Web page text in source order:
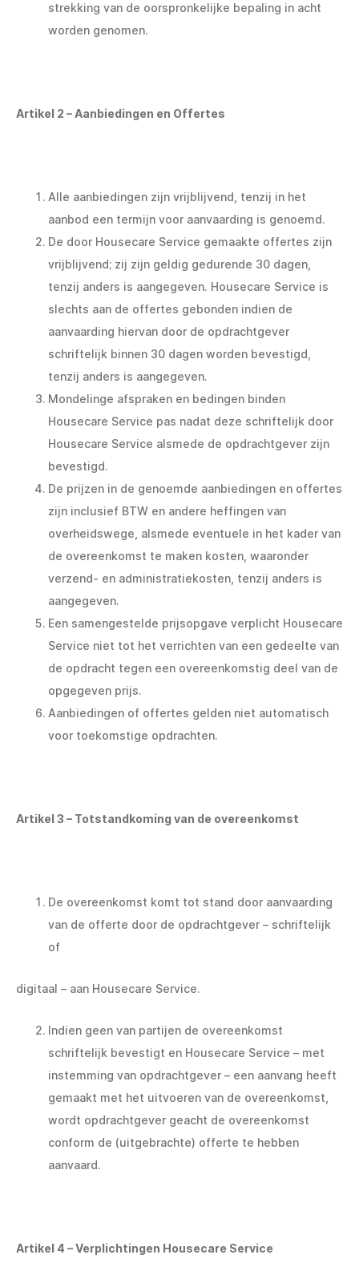
strekking van de oorspronkelijke bepaling in acht
worden genomen.
Artikel 2 – Aanbiedingen en Offertes
Alle aanbiedingen zijn vrijblijvend, tenzij in het
aanbod een termijn voor aanvaarding is genoemd.
De door Housecare Service gemaakte offertes zijn
vrijblijvend; zij zijn geldig gedurende 30 dagen,
tenzij anders is aangegeven. Housecare Service is
slechts aan de offertes gebonden indien de
aanvaarding hiervan door de opdrachtgever
schriftelijk binnen 30 dagen worden bevestigd,
tenzij anders is aangegeven.
Mondelinge afspraken en bedingen binden
Housecare Service pas nadat deze schriftelijk door
Housecare Service alsmede de opdrachtgever zijn
bevestigd.
De prijzen in de genoemde aanbiedingen en offertes
zijn inclusief BTW en andere heffingen van
overheidswege, alsmede eventuele in het kader van
de overeenkomst te maken kosten, waaronder
verzend- en administratiekosten, tenzij anders is
aangegeven.
Een samengestelde prijsopgave verplicht Housecare
Service niet tot het verrichten van een gedeelte van
de opdracht tegen een overeenkomstig deel van de
opgegeven prijs.
Aanbiedingen of offertes gelden niet automatisch
voor toekomstige opdrachten.
Artikel 3 – Totstandkoming van de overeenkomst
De overeenkomst komt tot stand door aanvaarding
van de offerte door de opdrachtgever – schriftelijk
of
digitaal – aan Housecare Service.
Indien geen van partijen de overeenkomst
schriftelijk bevestigt en Housecare Service – met
instemming van opdrachtgever – een aanvang heeft
gemaakt met het uitvoeren van de overeenkomst,
wordt opdrachtgever geacht de overeenkomst
conform de (uitgebrachte) offerte te hebben
aanvaard.
Artikel 4 – Verplichtingen Housecare Service